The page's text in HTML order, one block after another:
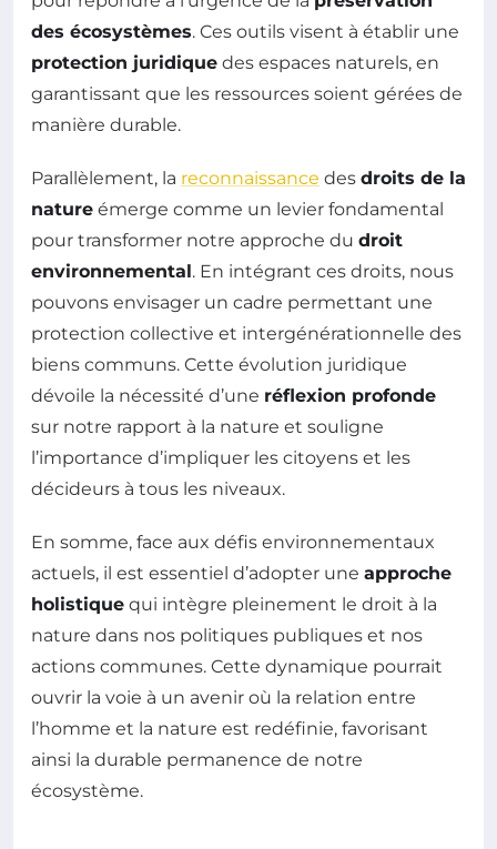
des écosystèmes. Ces outils visent à établir une
protection juridique des espaces naturels, en
garantissant que les ressources soient gérées de
manière durable.
Parallèlement, la reconnaissance des droits de la
nature émerge comme un levier fondamental
pour transformer notre approche du droit
environnemental. En intégrant ces droits, nous
pouvons envisager un cadre permettant une
protection collective et intergénérationnelle des
biens communs. Cette évolution juridique
dévoile la nécessité d’une réflexion profonde
sur notre rapport à la nature et souligne
l’importance d’impliquer les citoyens et les
décideurs à tous les niveaux.
En somme, face aux défis environnementaux
actuels, il est essentiel d’adopter une approche
holistique qui intègre pleinement le droit à la
nature dans nos politiques publiques et nos
actions communes. Cette dynamique pourrait
ouvrir la voie à un avenir où la relation entre
l’homme et la nature est redéfinie, favorisant
ainsi la durable permanence de notre
écosystème.